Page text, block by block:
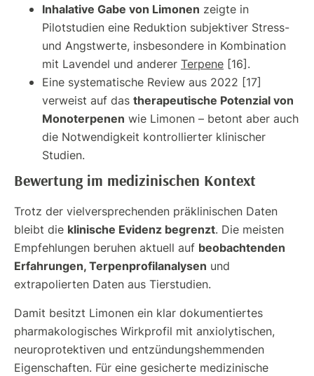
Inhalative Gabe von Limonen zeigte in
Pilotstudien eine Reduktion subjektiver Stress-
und Angstwerte, insbesondere in Kombination
mit Lavendel und anderer Terpene [16].
Eine systematische Review aus 2022 [17]
verweist auf das therapeutische Potenzial von
Monoterpenen wie Limonen – betont aber auch
die Notwendigkeit kontrollierter klinischer
Studien.
Bewertung im medizinischen Kontext
Trotz der vielversprechenden präklinischen Daten
bleibt die klinische Evidenz begrenzt. Die meisten
Empfehlungen beruhen aktuell auf beobachtenden
Erfahrungen, Terpenprofilanalysen und
extrapolierten Daten aus Tierstudien.
Damit besitzt Limonen ein klar dokumentiertes
pharmakologisches Wirkprofil mit anxiolytischen,
neuroprotektiven und entzündungshemmenden
Eigenschaften. Für eine gesicherte medizinische